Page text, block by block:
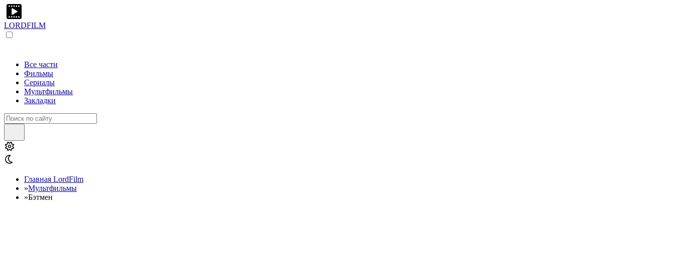
LORDFILM
Все части
Фильмы
Сериалы
Мультфильмы
Закладки
Главная LordFilm
»Мультфильмы
»Бэтмен